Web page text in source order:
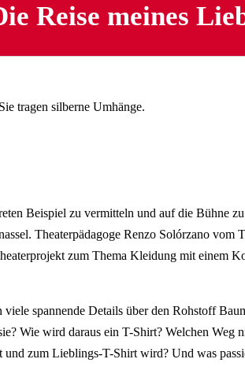
Reise meines
Beispiel zu vermitteln und auf die Bühne
Theaterpädagoge Renzo Solórzano vom
zum Thema Kleidung mit einem
spannende Details über den Rohstoff
Wie wird daraus ein T-Shirt? Welchen Weg
zum Lieblings-T-Shirt wird? Und was